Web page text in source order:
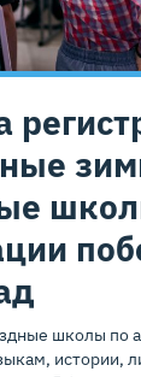
школы по
истории,